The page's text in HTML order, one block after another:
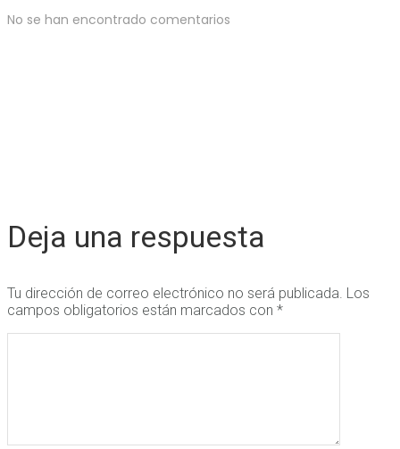
No se han encontrado comentarios
Deja una respuesta
Tu dirección de correo electrónico no será publicada. Los
campos obligatorios están marcados con *